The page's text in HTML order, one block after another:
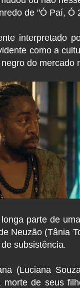
de "Ó Paí, Ó
interpretado
como a
do mercado
parte de
Neuzão (Tânia
subsistência.
(Luciana
de seus